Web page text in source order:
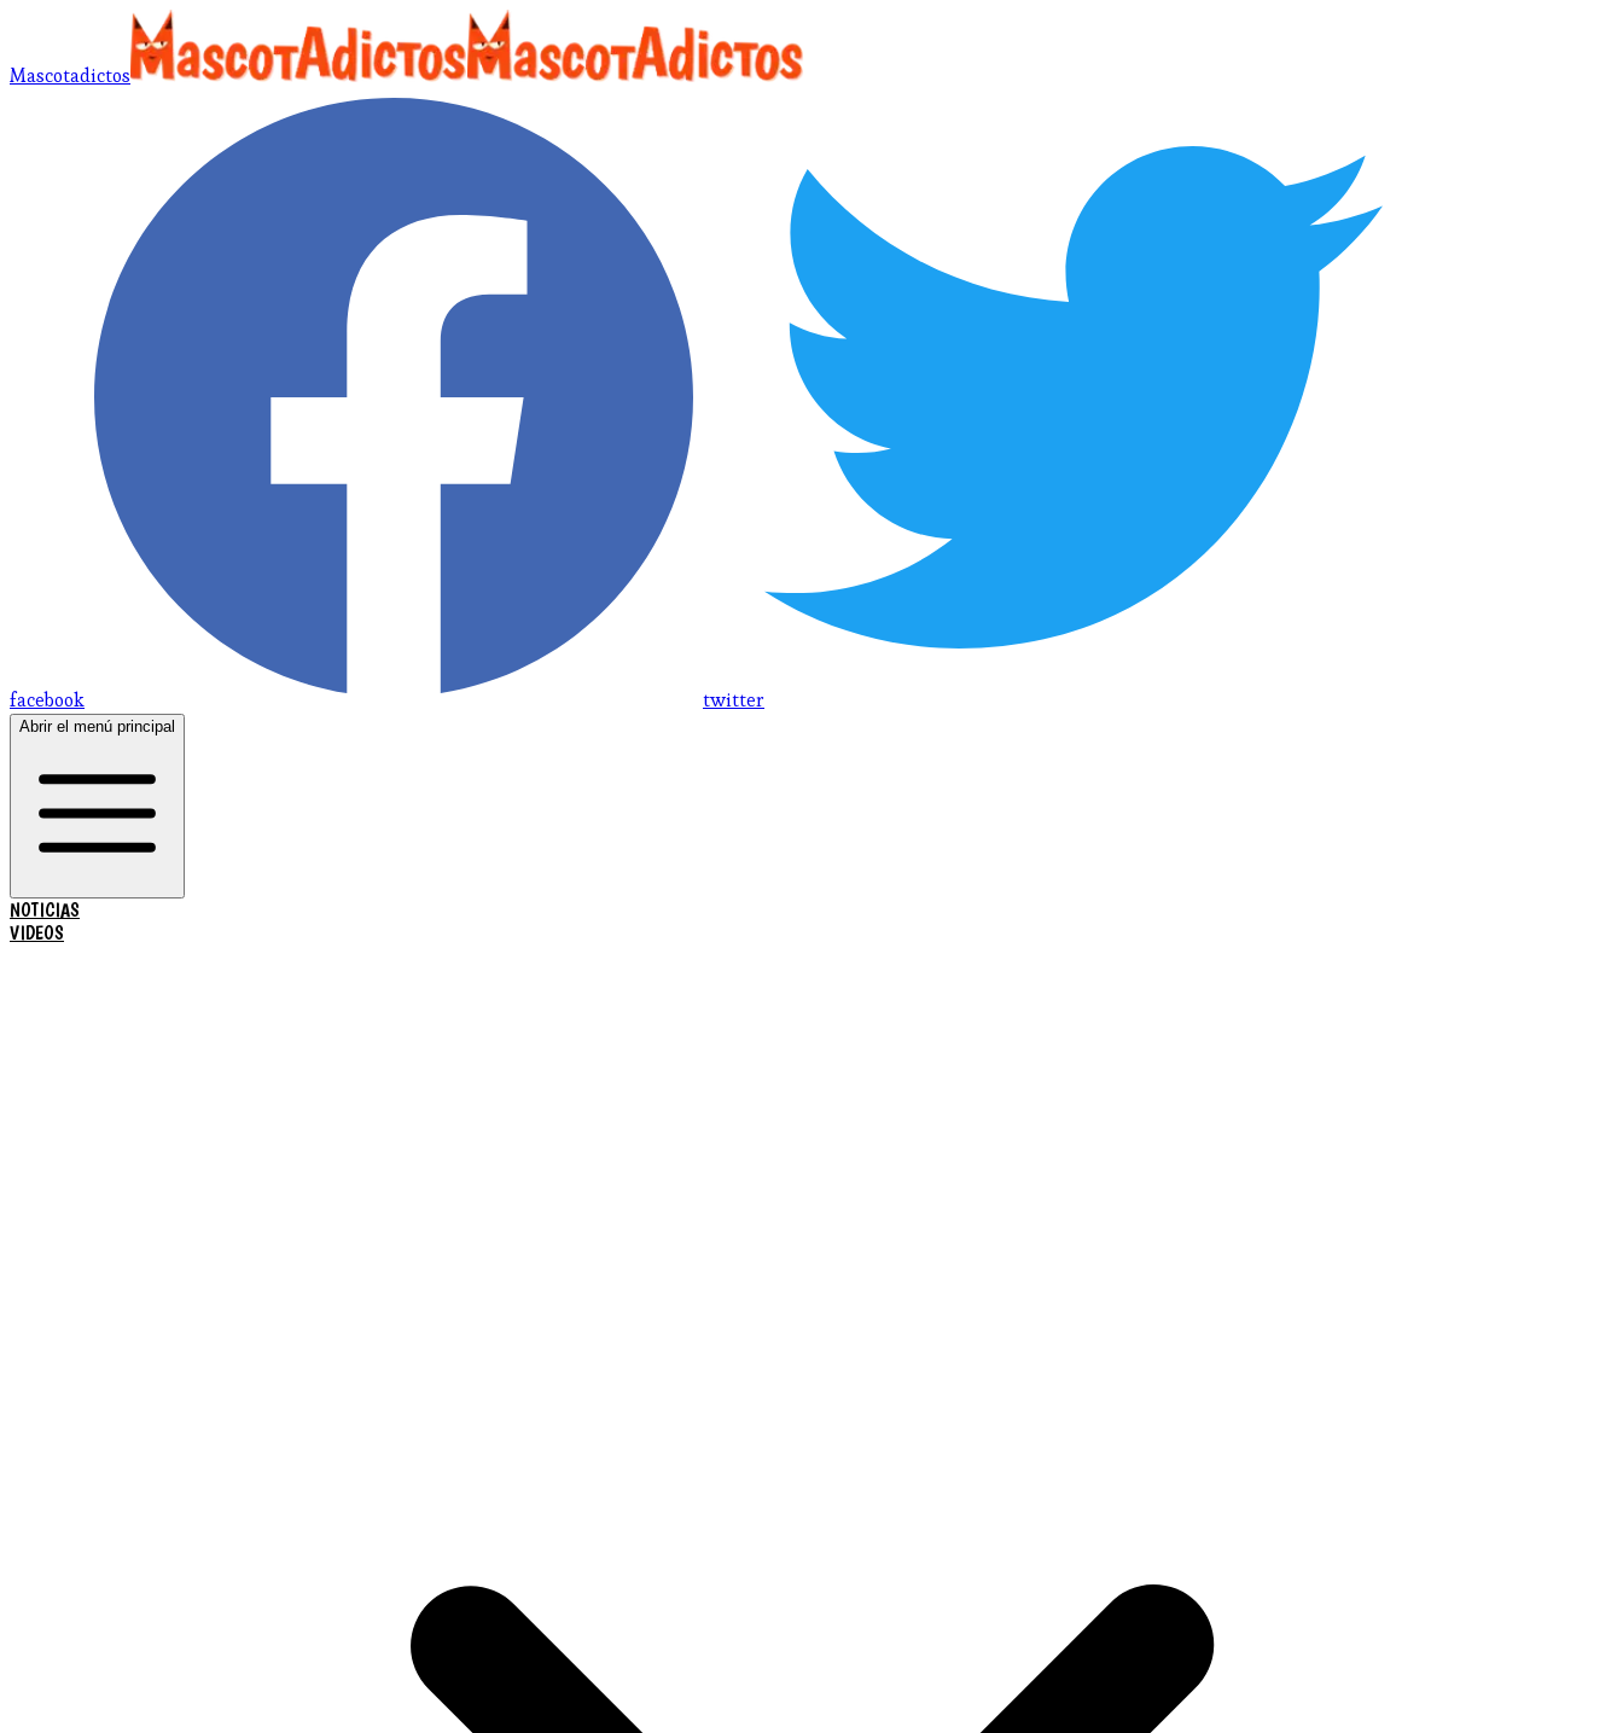
Mascotadictos
facebook twitter
Abrir el menú principal
NOTICIAS
VIDEOS